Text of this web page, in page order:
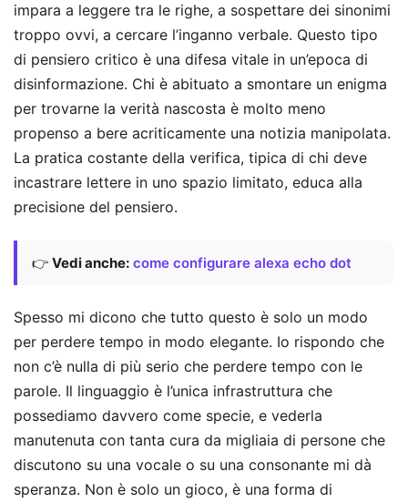
impara a leggere tra le righe, a sospettare dei sinonimi
troppo ovvi, a cercare l’inganno verbale. Questo tipo
di pensiero critico è una difesa vitale in un’epoca di
disinformazione. Chi è abituato a smontare un enigma
per trovarne la verità nascosta è molto meno
propenso a bere acriticamente una notizia manipolata.
La pratica costante della verifica, tipica di chi deve
incastrare lettere in uno spazio limitato, educa alla
precisione del pensiero.
👉 Vedi anche: come configurare alexa echo dot
Spesso mi dicono che tutto questo è solo un modo
per perdere tempo in modo elegante. Io rispondo che
non c’è nulla di più serio che perdere tempo con le
parole. Il linguaggio è l’unica infrastruttura che
possediamo davvero come specie, e vederla
manutenuta con tanta cura da migliaia di persone che
discutono su una vocale o su una consonante mi dà
speranza. Non è solo un gioco, è una forma di